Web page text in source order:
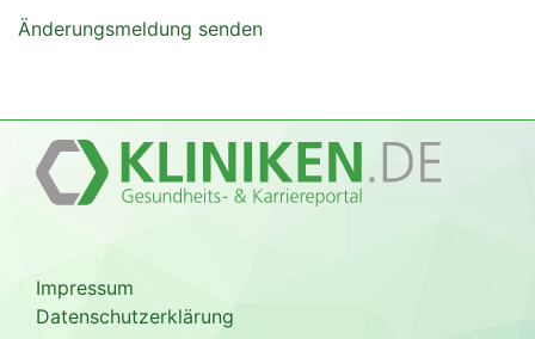
Änderungsmeldung senden
Impressum
Datenschutzerklärung